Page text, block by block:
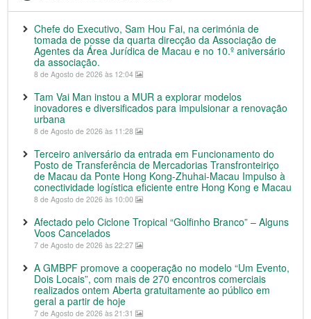
Chefe do Executivo, Sam Hou Fai, na cerimónia de
tomada de posse da quarta direcção da Associação de
Agentes da Área Jurídica de Macau e no 10.º aniversário
da associação.
8 de Agosto de 2026 às 12:04
Tam Vai Man instou a MUR a explorar modelos
inovadores e diversificados para impulsionar a renovação
urbana
8 de Agosto de 2026 às 11:28
Terceiro aniversário da entrada em Funcionamento do
Posto de Transferência de Mercadorias Transfronteiriço
de Macau da Ponte Hong Kong-Zhuhai-Macau Impulso à
conectividade logística eficiente entre Hong Kong e Macau
8 de Agosto de 2026 às 10:00
Afectado pelo Ciclone Tropical “Golfinho Branco” – Alguns
Voos Cancelados
7 de Agosto de 2026 às 22:27
A GMBPF promove a cooperação no modelo “Um Evento,
Dois Locais”, com mais de 270 encontros comerciais
realizados ontem Aberta gratuitamente ao público em
geral a partir de hoje
7 de Agosto de 2026 às 21:31